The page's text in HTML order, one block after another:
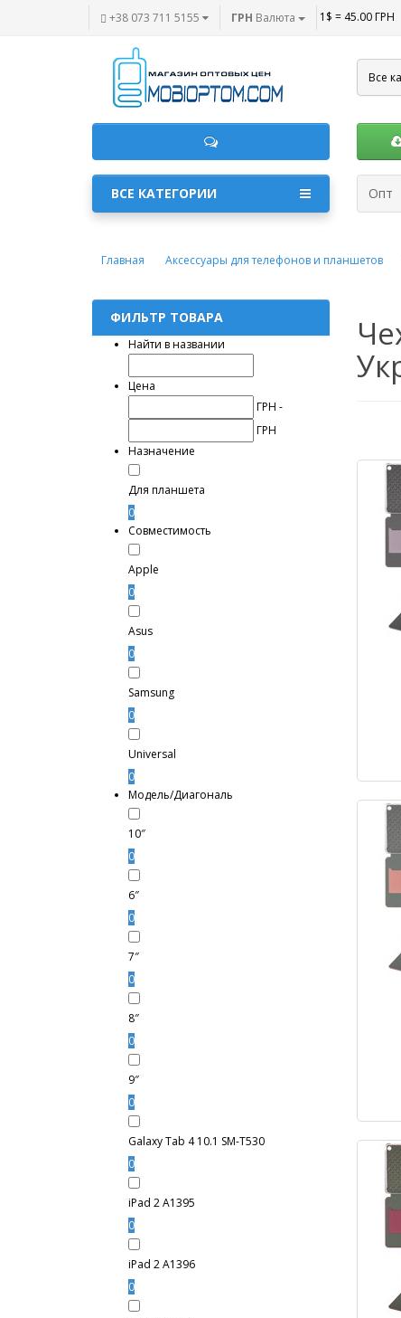
+38 073 711 5155 ГРН Валюта 1$ = 45.00 ГРН
Все
Опт
ВСЕ КАТЕГОРИИ
Главная Аксессуары для телефонов и планшетов
ФИЛЬТР ТОВАРА
Найти в названии
Цена
ГРН -
ГРН
Назначение
Для планшета
0
Совместимость
Apple
0
Asus
0
Samsung
0
Universal
0
Модель/Диагональ
10″
0
6″
0
7″
0
8″
0
9″
0
Galaxy Tab 4 10.1 SM-T530
0
iPad 2 A1395
0
iPad 2 A1396
0